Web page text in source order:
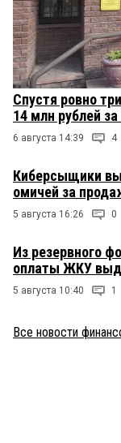
Спустя ровно
14 млн рублей
6 августа 14:39 4
Киберсыщики
омичей за
5 августа 16:26 0
Из резервного
оплаты ЖКУ
5 августа 10:40 1
Все новости